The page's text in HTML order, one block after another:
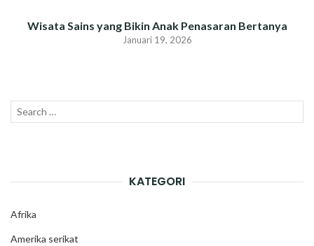
Wisata Sains yang Bikin Anak Penasaran Bertanya
Januari 19, 2026
Search
KATEGORI
Afrika
Amerika serikat